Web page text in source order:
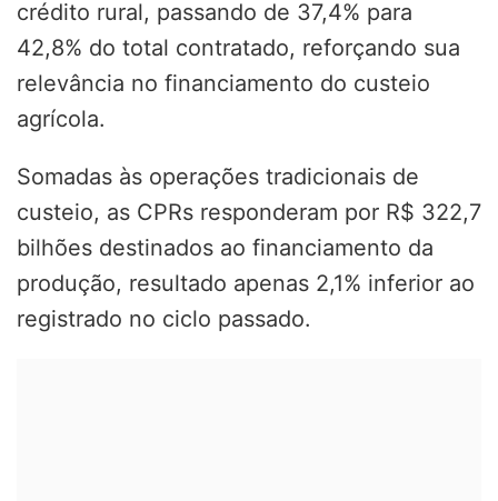
crédito rural, passando de 37,4% para
42,8% do total contratado, reforçando sua
relevância no financiamento do custeio
agrícola.
Somadas às operações tradicionais de
custeio, as CPRs responderam por R$ 322,7
bilhões destinados ao financiamento da
produção, resultado apenas 2,1% inferior ao
registrado no ciclo passado.